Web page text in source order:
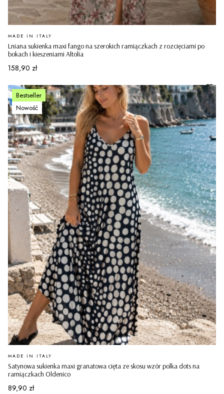
Lniana sukienka maxi fango na szerokich ramiączkach z rozcięciami po
bokach i kieszeniami Altolia
PRODUCENT
MADE IN ITALY
Cena
158,90 zł
Bestseller
Nowość
Satynowa sukienka maxi granatowa cięta ze skosu wzór polka dots na
ramiączkach Oldenico
PRODUCENT
MADE IN ITALY
Cena
89,90 zł